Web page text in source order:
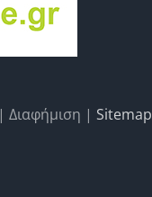
| Διαφήμιση | Sitemap